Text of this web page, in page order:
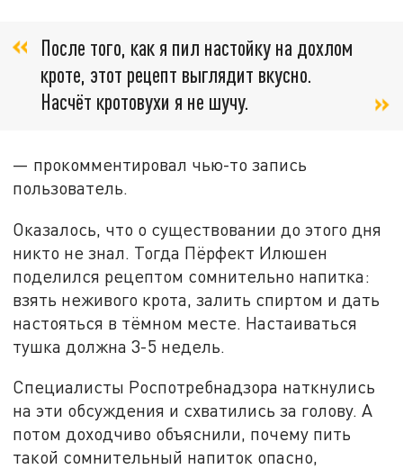
После того, как я пил настойку на дохлом
кроте, этот рецепт выглядит вкусно.
Насчёт кротовухи я не шучу.
— прокомментировал чью-то запись
пользователь.
Оказалось, что о существовании до этого дня
никто не знал. Тогда Пёрфект Илюшен
поделился рецептом сомнительно напитка:
взять неживого крота, залить спиртом и дать
настояться в тёмном месте. Настаиваться
тушка должна 3-5 недель.
Специалисты Роспотребнадзора наткнулись
на эти обсуждения и схватились за голову. А
потом доходчиво объяснили, почему пить
такой сомнительный напиток опасно,